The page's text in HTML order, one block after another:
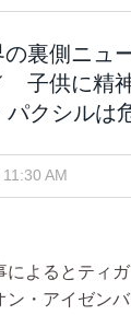
の裏側ニュ
供に精神
パクシルは
AM
よるとティ
ン・アイゼンバ